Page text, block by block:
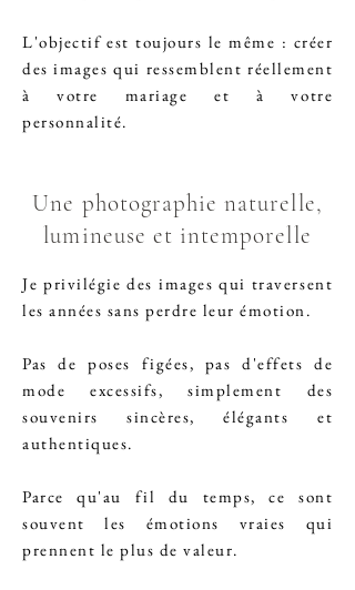
L'objectif est toujours le même : créer
des images qui ressemblent réellement
à votre mariage et à votre
personnalité.
Une photographie naturelle,
lumineuse et intemporelle
Je privilégie des images qui traversent
les années sans perdre leur émotion.
Pas de poses figées, pas d'effets de
mode excessifs, simplement des
souvenirs sincères, élégants et
authentiques.
Parce qu'au fil du temps, ce sont
souvent les émotions vraies qui
prennent le plus de valeur.